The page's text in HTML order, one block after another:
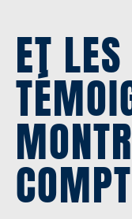
ET LES